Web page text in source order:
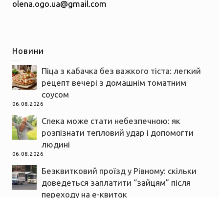
olena.ogo.ua@gmail.com
Новини
Піца з кабачка без важкого тіста: легкий
рецепт вечері з домашнім томатним
соусом
06.08.2026
Спека може стати небезпечною: як
розпізнати тепловий удар і допомогти
людині
06.08.2026
Безквитковий проїзд у Рівному: скільки
доведеться заплатити “зайцям” після
переходу на е-квиток